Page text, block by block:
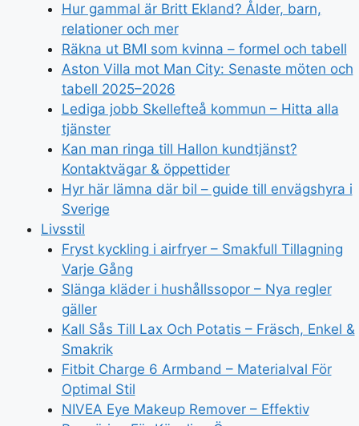
Hur gammal är Britt Ekland? Ålder, barn,
relationer och mer
Räkna ut BMI som kvinna – formel och tabell
Aston Villa mot Man City: Senaste möten och
tabell 2025–2026
Lediga jobb Skellefteå kommun – Hitta alla
tjänster
Kan man ringa till Hallon kundtjänst?
Kontaktvägar & öppettider
Hyr här lämna där bil – guide till envägshyra i
Sverige
Livsstil
Fryst kyckling i airfryer – Smakfull Tillagning
Varje Gång
Slänga kläder i hushållssopor – Nya regler
gäller
Kall Sås Till Lax Och Potatis – Fräsch, Enkel &
Smakrik
Fitbit Charge 6 Armband – Materialval För
Optimal Stil
NIVEA Eye Makeup Remover – Effektiv